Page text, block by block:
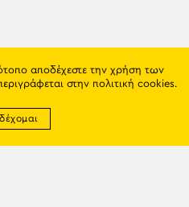
αποδέχεστε την χρήση των
στην πολιτική cookies.